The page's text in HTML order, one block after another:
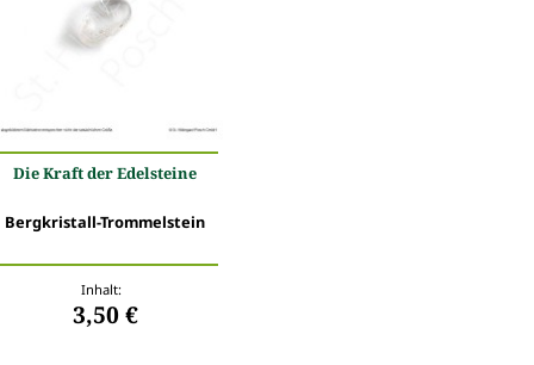
Die Kraft der Edelsteine
Bergkristall-Trommelstein
Inhalt:
3,50 €